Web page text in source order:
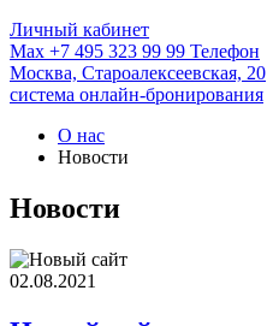
Личный кабинет
Max +7 495 323 99 99 Телефон
Москва, Староалексеевская, 20
система онлайн-бронирования
О нас
Новости
Новости
02.08.2021